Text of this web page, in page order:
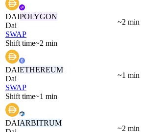
DAIPOLYGON
Dai
SWAP
Shift time~2 min
~2 min
DAIETHEREUM
Dai
SWAP
Shift time~1 min
~1 min
DAIARBITRUM
~2 min